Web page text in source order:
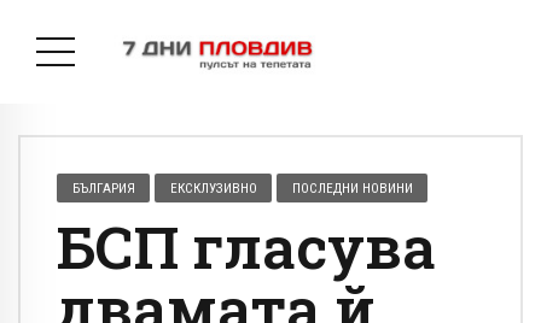
БЪЛГАРИЯ ЕКСКЛУЗИВНО ПОСЛЕДНИ НОВИНИ
БСП гласува
двамата й